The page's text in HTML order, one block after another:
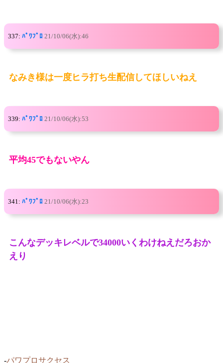
337: ﾊﾟﾜﾌﾟﾛ 21/10/06(水):46
なみき様は一度ヒラ打ち生配信してほしいねえ
339: ﾊﾟﾜﾌﾟﾛ 21/10/06(水):53
平均45でもないやん
341: ﾊﾟﾜﾌﾟﾛ 21/10/06(水):23
こんなデッキレベルで34000いくわけねえだろおか
えり
-パワプロサクセス